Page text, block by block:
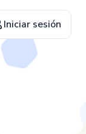
Iniciar sesión